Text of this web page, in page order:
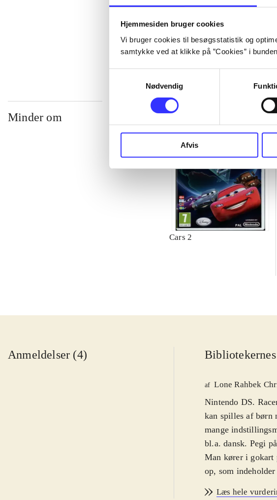
Hjemmesiden bruger cookies
Vi bruger cookies til besøgsstatistik og
samtykke ved at klikke på ”Cookies” i
Nødvendig
Afvis
...
Minder om
Cars 2
Anmeldelser (4)
af Lone Rahbek
Nintendo DS.
kan spilles af børn
mange
bl.a. dansk. Pegi
Man kører i gokart
op, som
Læs hele